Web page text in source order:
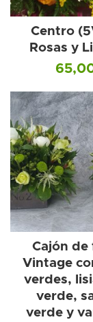
Centro
Rosas y
Cajón de
Vintage
verdes,
verde,
verde y